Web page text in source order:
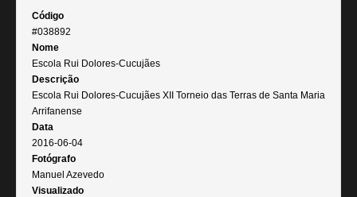
Código
#038892
Nome
Escola Rui Dolores-Cucujães
Descrição
Escola Rui Dolores-Cucujães XII Torneio das Terras de Santa Maria
Arrifanense
Data
2016-06-04
Fotógrafo
Manuel Azevedo
Visualizado